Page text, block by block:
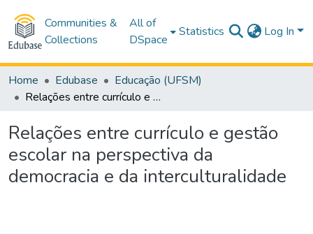
Communities &
Collections
All of
DSpace
Statistics Log In
Home Edubase
Educação (UFSM)
Relações entre currículo e gestão escolar na perspectiva da democracia e da interculturalidade
Relações entre currículo e gestão
escolar na perspectiva da
democracia e da interculturalidade